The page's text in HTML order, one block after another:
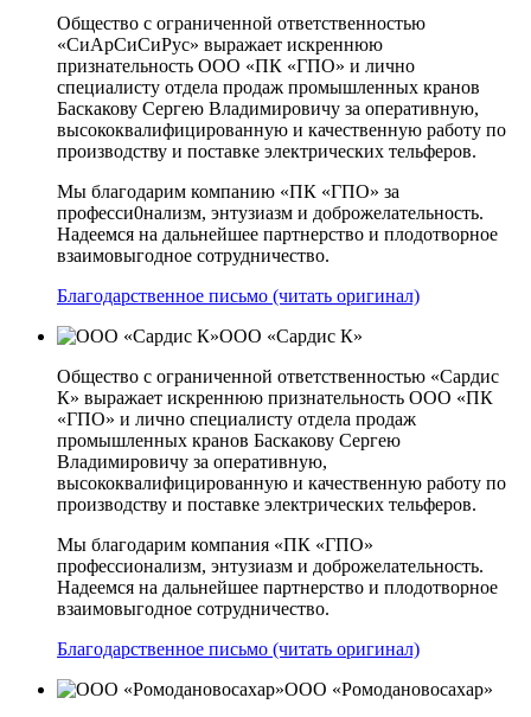
Общество с ограниченной ответственностью
«СиАрСиСиРус» выражает искреннюю
признательность ООО «ПК «ГПО» и лично
специалисту отдела продаж промышленных кранов
Баскакову Сергею Владимировичу за оперативную,
высококвалифицированную и качественную работу по
производству и поставке электрических тельферов.
Мы благодарим компанию «ПК «ГПО» за
професси0нализм, энтузиазм и доброжелательность.
Надеемся на дальнейшее партнерство и плодотворное
взаимовыгодное сотрудничество.
Благодарственное письмо (читать оригинал)
ООО «Сардис К»
Общество с ограниченной ответственностью «Сардис
К» выражает искреннюю признательность ООО «ПК
«ГПО» и лично специалисту отдела продаж
промышленных кранов Баскакову Сергею
Владимировичу за оперативную,
высококвалифицированную и качественную работу по
производству и поставке электрических тельферов.
Мы благодарим компания «ПК «ГПО»
профессионализм, энтузиазм и доброжелательность.
Надеемся на дальнейшее партнерство и плодотворное
взаимовыгодное сотрудничество.
Благодарственное письмо (читать оригинал)
ООО «Ромодановосахар»